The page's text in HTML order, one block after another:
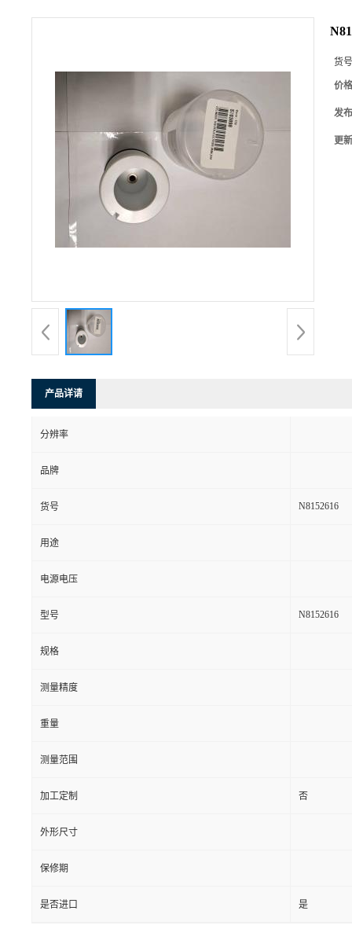
货
价
发
更
产品详请
分辨率
品牌
货号 N8152616
用途
电源电压
型号 N8152616
规格
测量精度
重量
测量范围
加工定制 否
外形尺寸
保修期
是否进口 是